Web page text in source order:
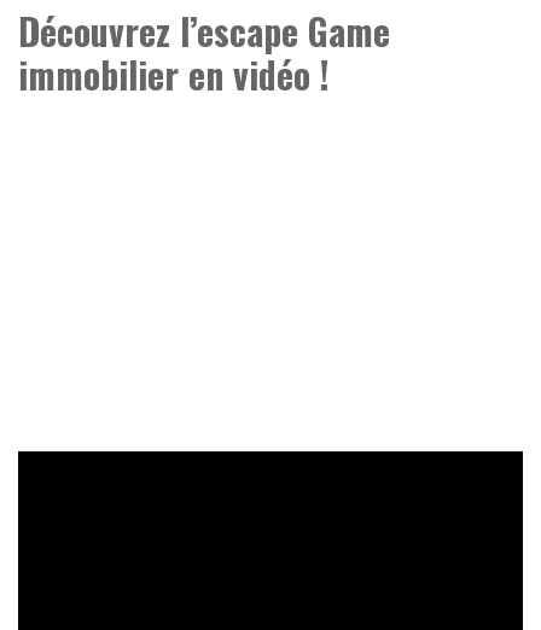
Découvrez l’escape Game
immobilier en vidéo !